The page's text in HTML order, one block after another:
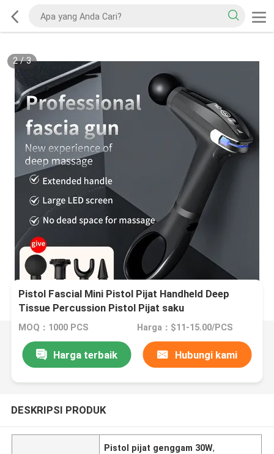
2/3
Pistol Fascial Mini Pistol Pijat Handheld Deep
Tissue Percussion Pistol Pijat saku
MOQ：1000 PCS Harga：$11-15.00/PCS
Harga terbaik Hubungi kami
DESKRIPSI PRODUK
Pistol pijat genggam 30W,